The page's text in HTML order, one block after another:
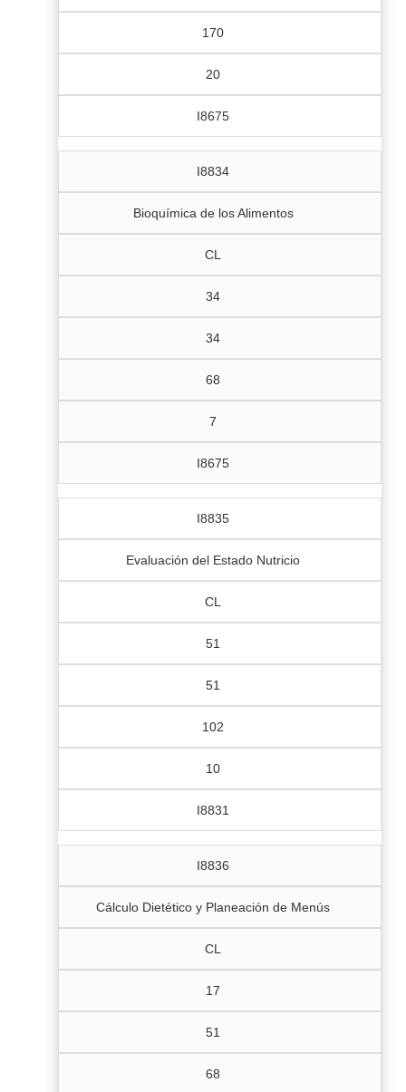
170
20
I8675
I8834
Bioquímica de los Alimentos
CL
34
34
68
7
I8675
I8835
Evaluación del Estado Nutricio
CL
51
51
102
10
I8831
I8836
Cálculo Dietético y Planeación de Menús
CL
17
51
68